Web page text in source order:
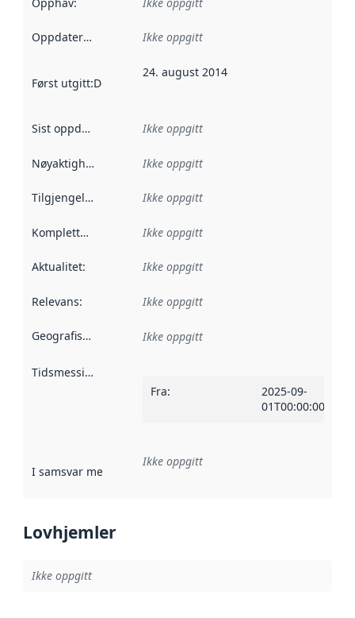
Oppdateringsfrekvens :
Ikke oppgitt
Først utgitt:Denne datoen sier når dataene i dette
24. august 2014
Sist oppdatert Ikke oppgitt
Nøyaktighet Ikke oppgitt
Tilgjengelighet Ikke oppgitt
Kompletthet Ikke oppgitt
Aktualitet: Ikke oppgitt
Relevans: Ikke oppgitt
Geografisk avgrensning :
Ikke oppgitt
Tidsmessig avgrensning
Fra:
2025-09-
01T00:00:00Z
I samsvar med Referanse til en implementasjonsregel
Ikke oppgitt
Lovhjemler
Ikke oppgitt